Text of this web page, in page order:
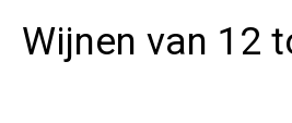
Wijnen van 12